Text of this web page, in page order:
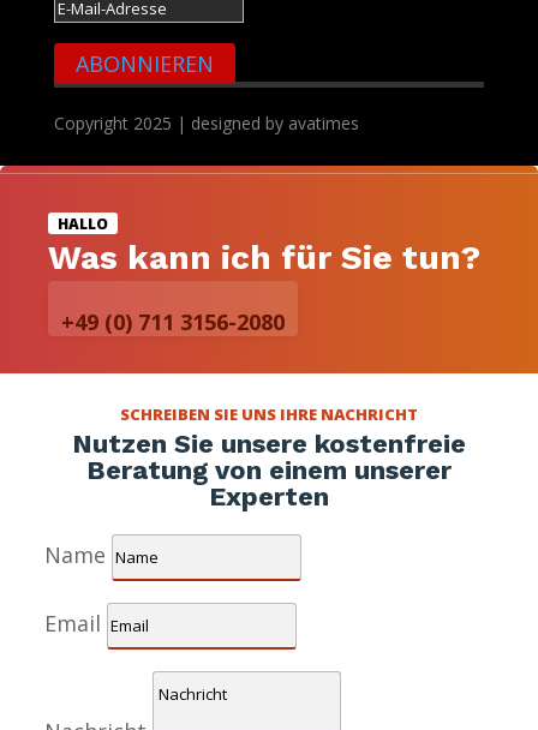
ABONNIEREN
Copyright 2025 | designed by avatimes
HALLO
Was kann ich für Sie tun?
+49 (0) 711 3156-2080
SCHREIBEN SIE UNS IHRE NACHRICHT
Nutzen Sie unsere kostenfreie
Beratung von einem unserer
Experten
Name
Email